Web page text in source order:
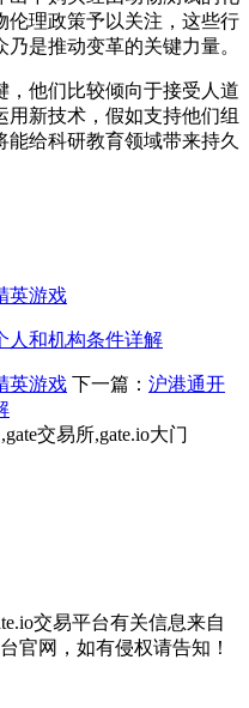
伦理政策予以关注，这些行
是推动变革的关键力量。
，他们比较倾向于接受人道
新技术，假如支持他们组
给科研教育领域带来持久
英游戏
人和机构条件详解
英游戏 下一篇： 沪港通开
交易平台有关信息来自
官网，如有侵权请告知！